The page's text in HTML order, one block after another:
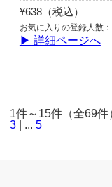
¥638（税込）
お気に入りの登録人数
▶ 詳細ページへ
1件～15件（全69件
3 | ...5